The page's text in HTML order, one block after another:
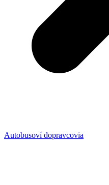
Autobusoví dopravcovia